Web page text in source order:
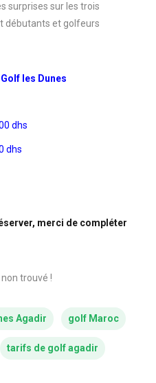
surprises sur les trois
débutants et golfeurs
les Dunes
dhs
dhs
merci de compléter
trouvé !
Agadir golf Maroc
tarifs de golf agadir